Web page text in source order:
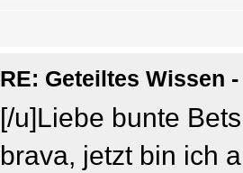
RE: Geteiltes Wissen
[/u]Liebe bunte
brava, jetzt bin ich